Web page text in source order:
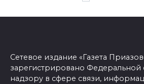
Сетевое издание «Газета
зарегистрировано Федеральной
надзору в сфере связи,